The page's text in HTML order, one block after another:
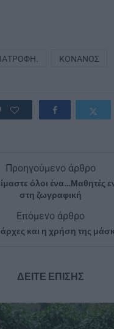
ΚΟΝΆΝΟΣ
Προηγούμενο άρθρο
όλοι ένα…Μαθητές
στη ζωγραφική
Επόμενο άρθρο
και η χρήση της
ΔΕΙΤΕ ΕΠΙΣΗΣ